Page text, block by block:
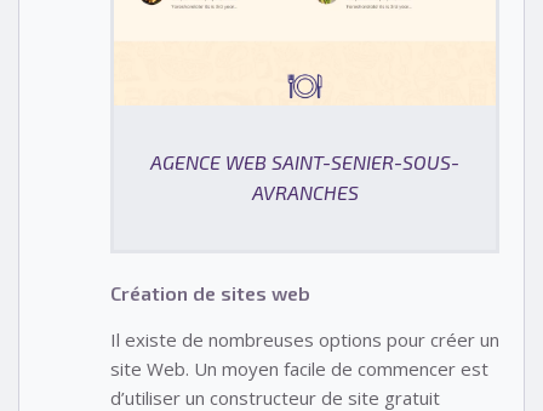
AGENCE WEB SAINT-SENIER-SOUS-
AVRANCHES
Création de sites web
Il existe de nombreuses options pour créer un
site Web. Un moyen facile de commencer est
d’utiliser un constructeur de site gratuit